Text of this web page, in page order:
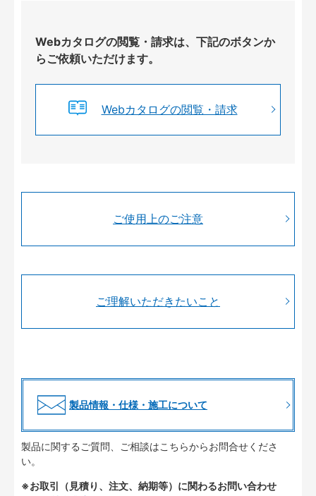
Webカタログの閲覧・請求は、下記のボタンか
らご依頼いただけます。
Webカタログの閲覧・請求
ご使用上のご注意
ご理解いただきたいこと
製品情報・仕様・施工について
製品に関するご質問、ご相談はこちらからお問合せくださ
い。
※お取引（見積り、注文、納期等）に関わるお問い合わせ